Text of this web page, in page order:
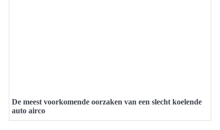
De meest voorkomende oorzaken van een slecht koelende
auto airco